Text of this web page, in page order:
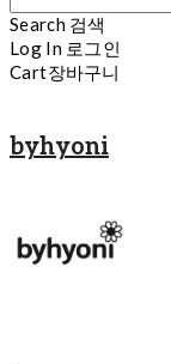
Search 검색
Log In 로그인
Cart장바구니
byhyoni